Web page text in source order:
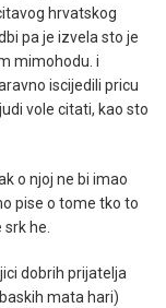
hrvatskog
pa je izvela sto je
mimohodu. i
iscijedili pricu
vole citati, kao sto
o njoj ne bi imao
pise o tome tko to
he.
dobrih prijatelja
mata hari)